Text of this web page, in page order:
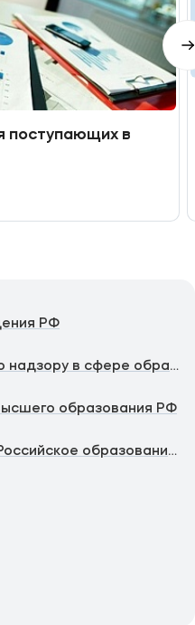
поступающих в
РФ
Федеральная служба по надзору в сфере образования и науки
образования РФ
Федеральный портал «Российское образование»